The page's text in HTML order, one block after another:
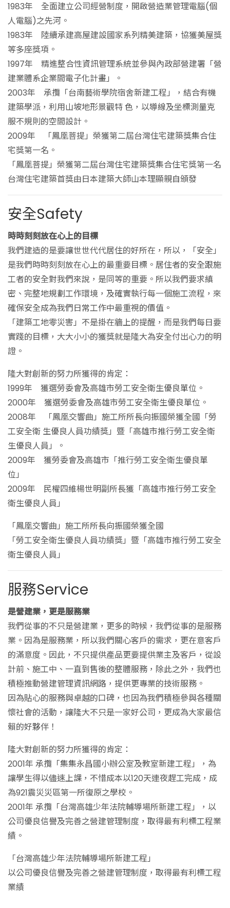
1983年 全面建立公司經營制度，開啟營造業管理電腦(個
人電腦)之先河。
1983年 陸續承建高屋建設國家系列精美建築，協獲美屋獎
等多座獎項。
1997年 精進整合性資訊管理系統並參與內政部營建署「營
建業體系企業間電子化計畫」。
2003年 承攬「台南藝術學院宿舍新建工程」，結合有機
建築學派，利用山坡地形景觀特 色，以導線及坐標測量克
服不規則的空間設計。
2009年 「鳳凰菩提」榮獲第二屆台灣住宅建築獎集合住
宅獎第一名。
「鳳凰菩提」榮獲第二屆台灣住宅建築獎集合住宅獎第一名
台灣住宅建築首獎由日本建築大師山本理顯親自頒發
安全Safety
時時刻刻放在心上的目標
我們建造的是要讓世世代代居住的好所在，所以，「安全」
是我們時時刻刻放在心上的最重要目標。居住者的安全跟施
工者的安全對我們來說，是同等的重要。所以我們要求縝
密、完整地規劃工作環境，及確實執行每一個施工流程，來
確保安全成為我們日常工作中最重視的價值。
「建築工地零災害」不是掛在牆上的提醒，而是我們每日要
實踐的目標，大大小小的獲獎就是隆大為安全付出心力的明
證。
隆大對創新的努力所獲得的肯定：
1999年 獲選勞委會及高雄市勞工安全衛生優良單位。
2000年 獲選勞委會及高雄市勞工安全衛生優良單位。
2008年 「鳳凰交響曲」施工所所長向振國榮獲全國「勞
工安全衛 生優良人員功績獎」暨「高雄市推行勞工安全衛
生優良人員」。
2009年 獲勞委會及高雄市「推行勞工安全衛生優良單
位」
2009年 民權四維楊世明副所長獲「高雄市推行勞工安全
衛生優良人員」
「鳳凰交響曲」施工所所長向振國榮獲全國
「勞工安全衛生優良人員功績獎」暨「高雄市推行勞工安全
衛生優良人員」
服務Service
是營建業，更是服務業
我們從事的不只是營建業，更多的時候，我們從事的是服務
業。因為是服務業，所以我們關心客戶的需求，更在意客戶
的滿意度。因此，不只提供產品更要提供業主及客戶，從設
計前、施工中、一直到售後的整體服務，除此之外，我們也
積極推動營建管理資訊網路，提供更專業的技術服務。
因為貼心的服務與卓越的口碑，也因為我們積極參與各種關
懷社會的活動，讓隆大不只是一家好公司，更成為大家最信
賴的好夥伴！
隆大對創新的努力所獲得的肯定：
2001年 承攬「集集永昌國小辦公室及教室新建工程」，為
讓學生得以儘速上課，不惜成本以120天連夜趕工完成，成
為921震災災區第一所復原之學校。
2001年 承攬「台灣高雄少年法院輔導場所新建工程」，以
公司優良信譽及完善之營建管理制度，取得最有利標工程業
績。
「台灣高雄少年法院輔導場所新建工程」
以公司優良信譽及完善之營建管理制度，取得最有利標工程
業績